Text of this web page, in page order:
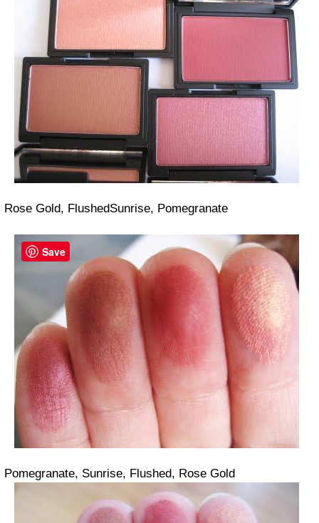
Rose Gold, FlushedSunrise, Pomegranate
Pomegranate, Sunrise, Flushed, Rose Gold
Save